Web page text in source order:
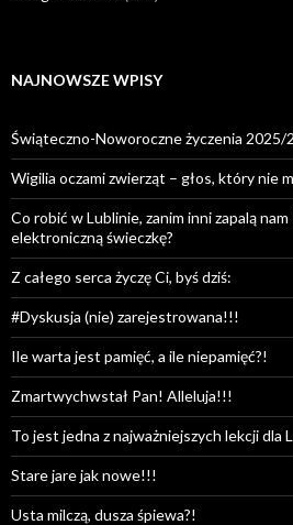
NAJNOWSZE WPISY
Świąteczno-Noworoczne życzenia 2025/
Wigilia oczami zwierząt – głos, który nie
Co robić w Lublinie, zanim inni zapalą
elektroniczną świeczkę?
Z całego serca życzę Ci, byś dziś:
#Dyskusja (nie) zarejestrowana!!!
Ile warta jest pamięć, a ile niepamięć?!
Zmartwychwstał Pan! Alleluja!!!
To jest jedna z najważniejszych lekcji dla
Stare jare jak nowe!!!
Usta milczą, dusza śpiewa?!